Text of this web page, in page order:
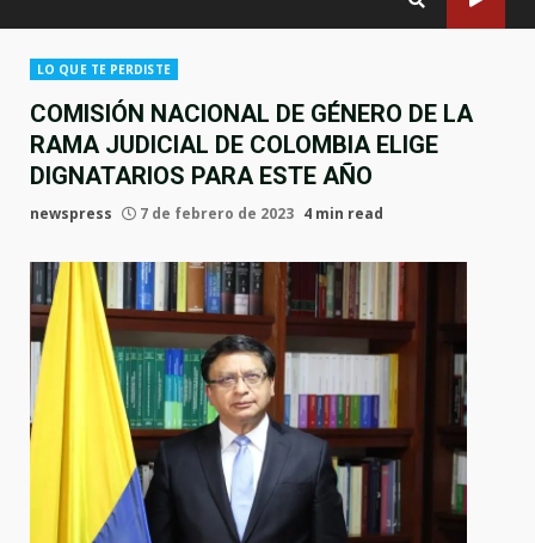
LO QUE TE PERDISTE
COMISIÓN NACIONAL DE GÉNERO DE LA
RAMA JUDICIAL DE COLOMBIA ELIGE
DIGNATARIOS PARA ESTE AÑO
newspress 7 de febrero de 2023 4 min read